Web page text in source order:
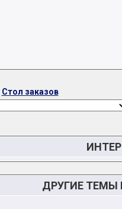
Стол заказов
ДРУГИЕ ТЕМЫ